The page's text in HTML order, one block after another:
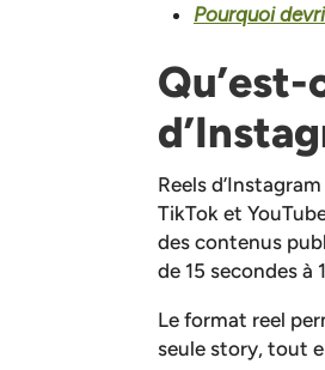
Pourquoi
Reels
TikTok et
des contenus
de 15 secondes
Le format reel
seule story, tout